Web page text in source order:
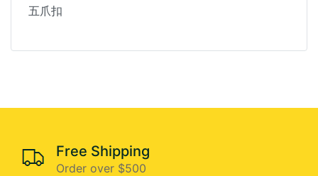
五爪扣
Free Shipping
Order over $500